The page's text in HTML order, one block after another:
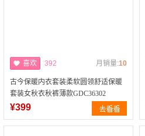
喜欢 392 月销量:10
古今保暖内衣套装柔软圆领舒适保暖
套装女秋衣秋裤薄款GDC36302
¥399